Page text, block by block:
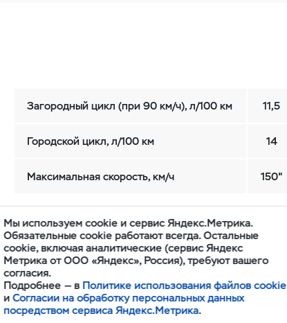
Загородный цикл (при 90 км/ч), л/100 км 11,5
Городской цикл, л/100 км 14
Максимальная скорость, км/ч 150"
и ремонт Поддержка владельцев
Гарантийное обслуживание
Мы используем cookie и сервис Яндекс.Метрика.
Обязательные cookie работают всегда. Остальные
cookie, включая аналитические (сервис Яндекс
Метрика от ООО «Яндекс», Россия), требуют вашего
согласия.
Подробнее — в Политике использования файлов cookie
иСогласии на обработку персональных данных
посредством сервиса Яндекс.Метрика.